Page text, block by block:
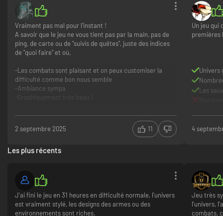
Vraiment pas mal pour l'instant !
A savoir que le jeu ne vous tient pas par la main, pas de
ping, de carte ou de "suivis de quêtes", juste des indices
de "quoi faire" et où,
-Les combats sont plaisant et on peux customiser la
difficulté comme bon nous semble
-Ambiance sympa
-Graphiquement très beau !
Frame Generation et je tourne à +100 fps facile (AMD
français et la synchro labiale, mais ce ne sont que des
A voir la suite.
La bise.
Graphique
Optimisation
2 septembre 2025 11
Un jeu qui
premières
Univers
Les
4
Les plus récents
J'ai fini le jeu en 31 heures en difficulté normale, l'univers
est vraiment stylé, les designs des armes ou des
environnements sont riches.
Jeu très
l'univers,
combats,